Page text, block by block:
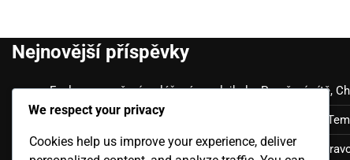
Nejnovější příspěvky
Fauley a porušení v plážovém volejbalu: Porušení sítě,
Pravidla pro hru plážového volejbalu: Průběh zápasu,
Oficiální pravidla plážového volejbalu: Spor o skóre,
We respect your privacy
Cookies help us improve your experience, deliver